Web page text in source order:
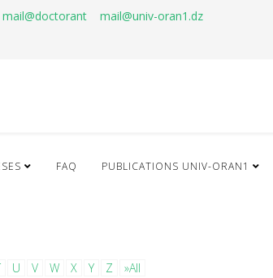
mail@doctorant mail@univ-oran1.dz
FAQ PUBLICATIONS UNIV-ORAN1
U V W X Y Z
»All